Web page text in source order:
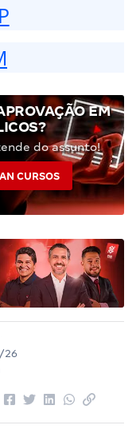
EM
do assunto!
CURSOS
26